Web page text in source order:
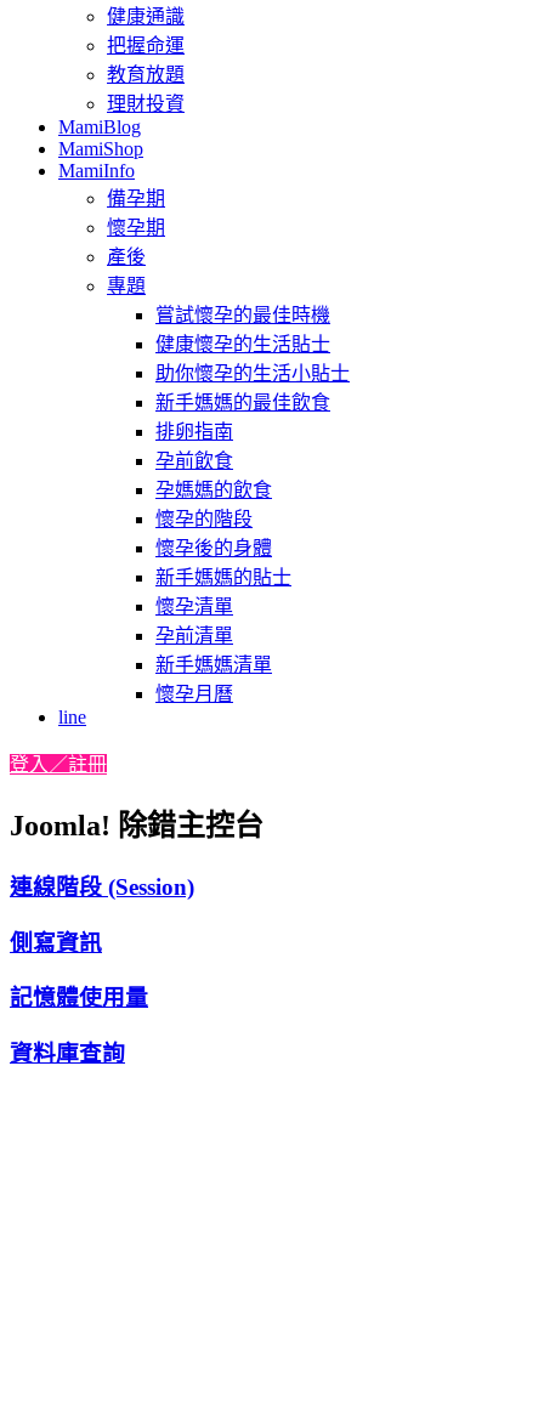
健康通識
把握命運
教育放題
理財投資
MamiBlog
MamiShop
MamiInfo
備孕期
懷孕期
產後
專題
嘗試懷孕的最佳時機
健康懷孕的生活貼士
助你懷孕的生活小貼士
新手媽媽的最佳飲食
排卵指南
孕前飲食
孕媽媽的飲食
懷孕的階段
懷孕後的身體
新手媽媽的貼士
懷孕清單
孕前清單
新手媽媽清單
懷孕月曆
line
登入／註冊
Joomla! 除錯主控台
連線階段 (Session)
側寫資訊
記憶體使用量
資料庫查詢